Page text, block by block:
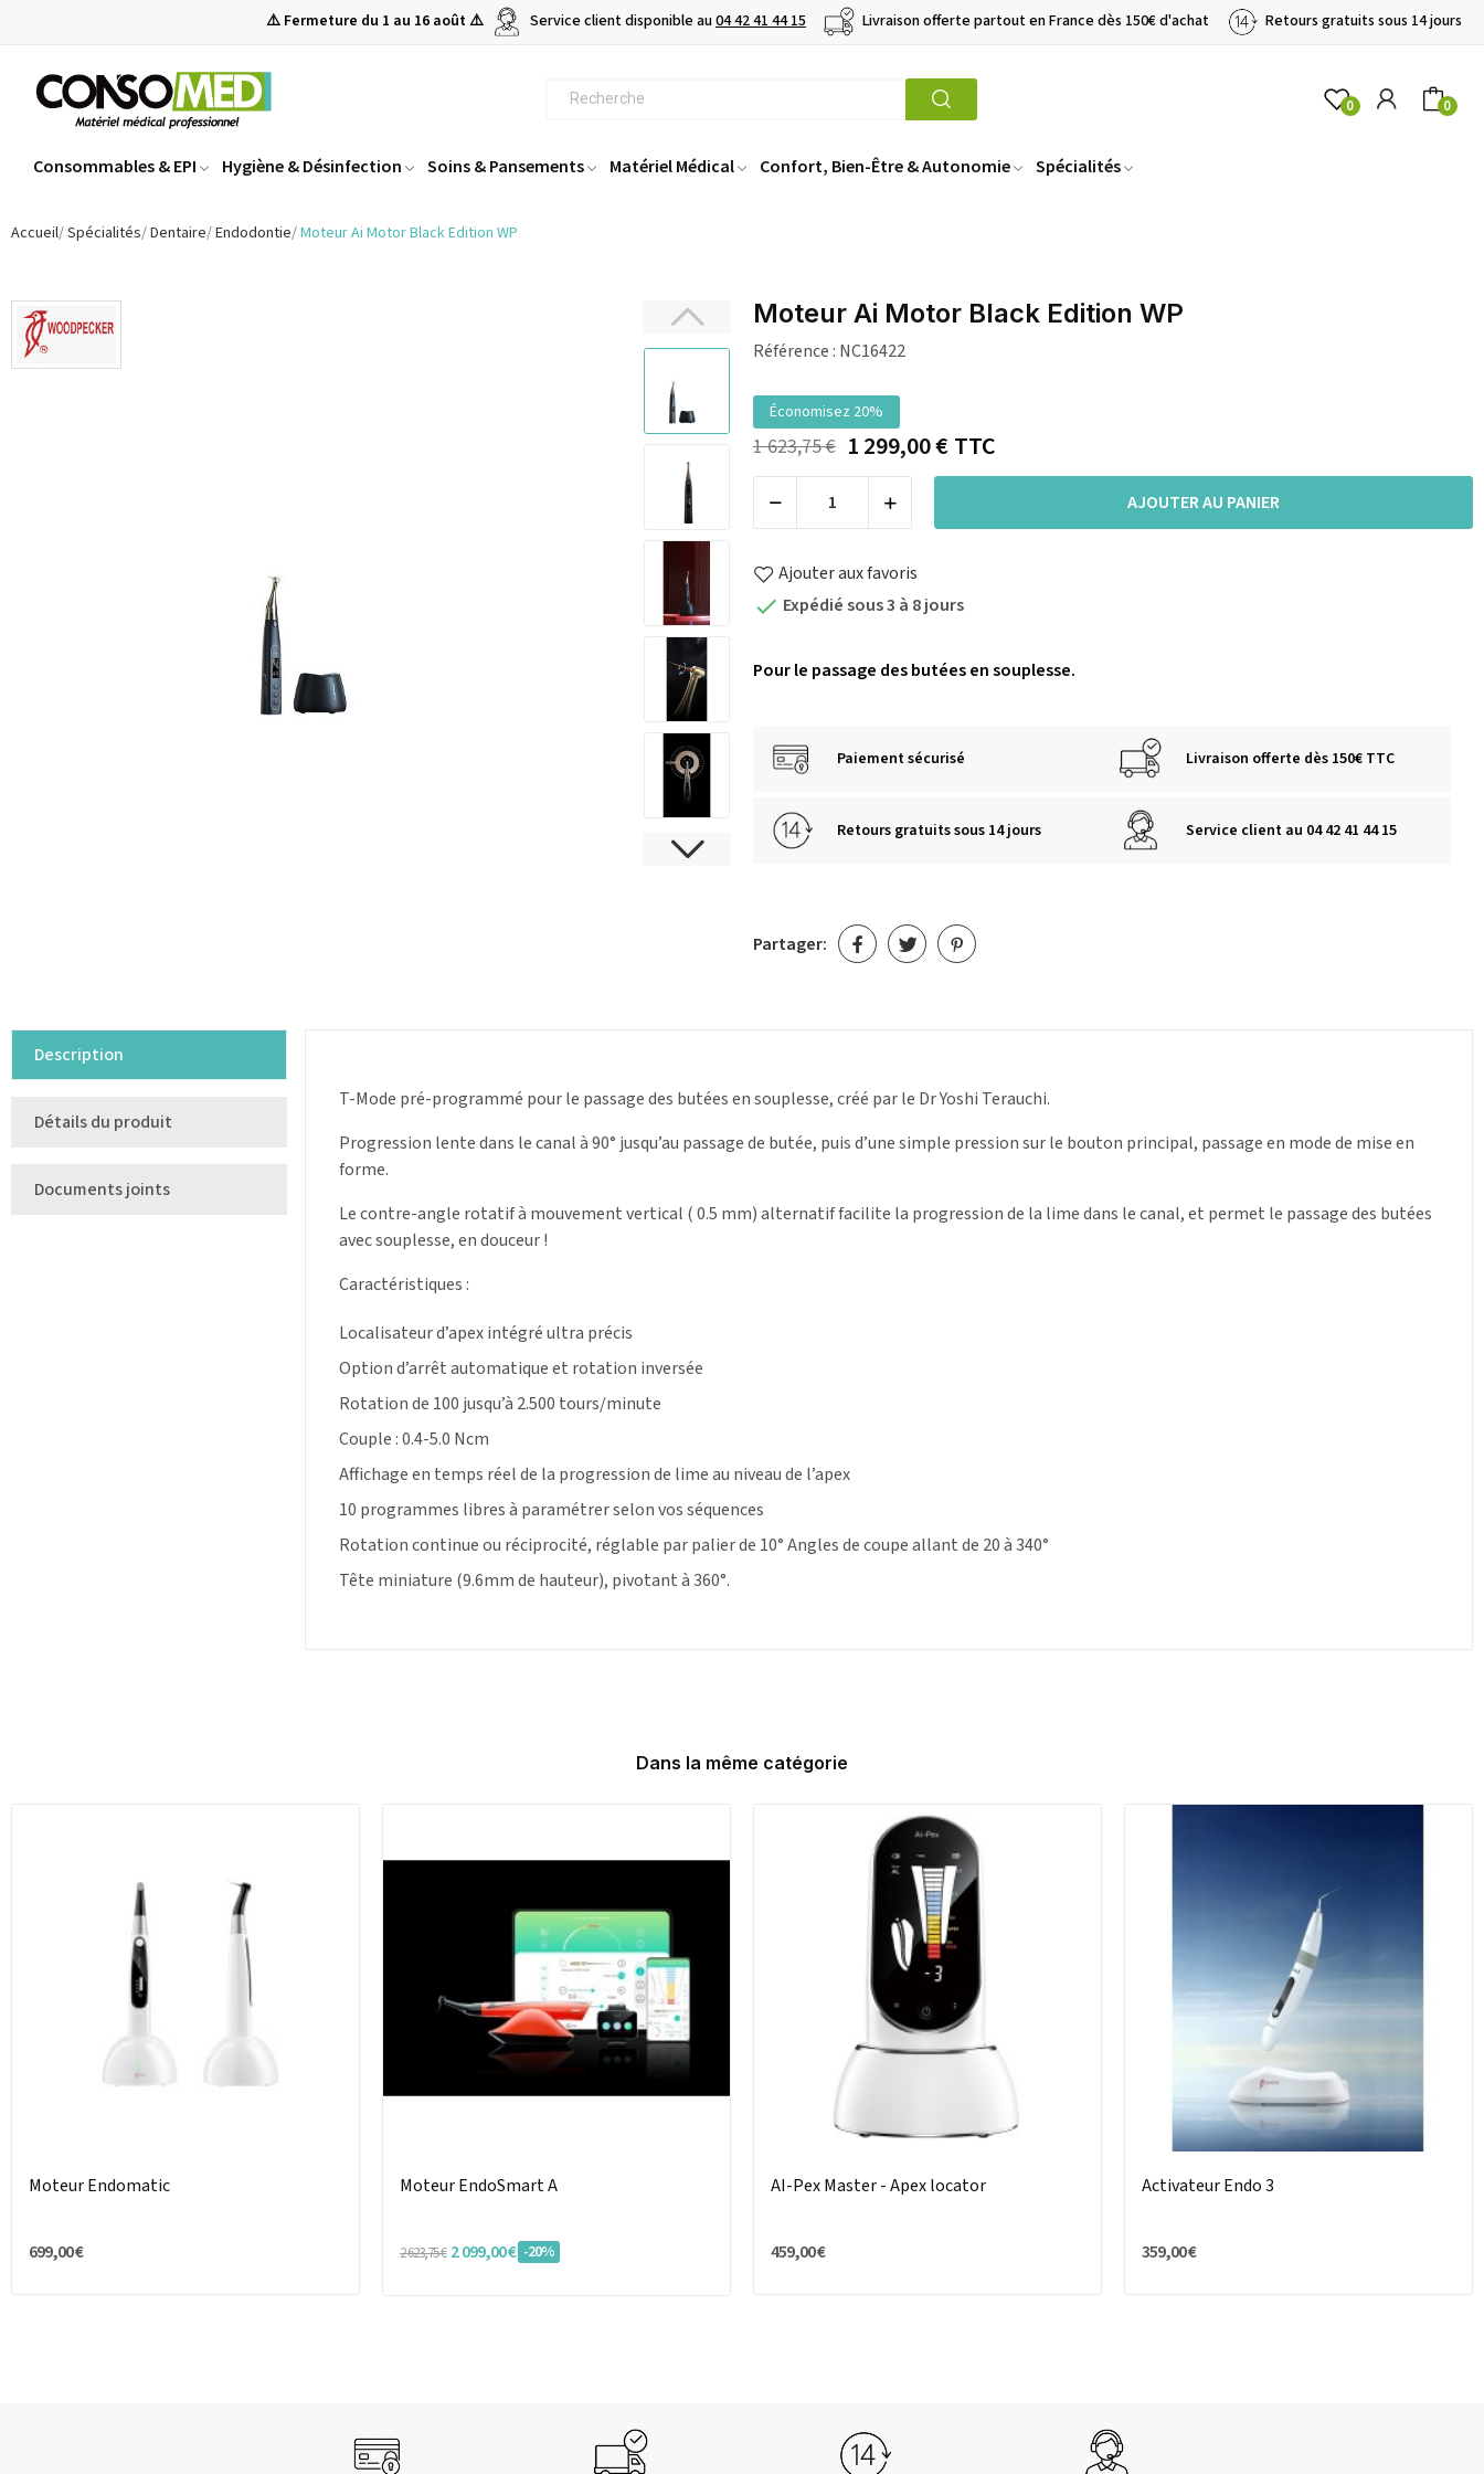
⚠️ Fermeture du 1 au 16 août ⚠️ Service client disponible au04 42 41 44 15 Livraison offerte partout en France dès 150€ d'achat Retours gratuits sous 14 jours
0 0
Consommables & EPI Hygiène & Désinfection Soins & Pansements Matériel Médical Confort, Bien-Être & Autonomie Spécialités
Accueil Spécialités Dentaire Endodontie Moteur Ai Motor Black Edition WP
Moteur Ai Motor Black Edition WP
Référence : NC16422
Économisez 20%
1 623,75 € 1 299,00 €TTC
AJOUTER AU PANIER
Ajouter aux favoris
 Expédié sous 3 à 8 jours
Pour le passage des butées en souplesse.
Paiement sécurisé Livraison offerte dès 150€ TTC
Retours gratuits sous 14 jours Service client au 04 42 41 44 15
Partager:
Description
Détails du produit
Documents joints
T-Mode pré-programmé pour le passage des butées en souplesse, créé par le Dr Yoshi Terauchi.
Progression lente dans le canal à 90° jusqu’au passage de butée, puis d’une simple pression sur le bouton principal, passage en mode de mise en
forme.
Le contre-angle rotatif à mouvement vertical ( 0.5 mm) alternatif facilite la progression de la lime dans le canal, et permet le passage des butées
avec souplesse, en douceur !
Caractéristiques :
Localisateur d’apex intégré ultra précis
Option d’arrêt automatique et rotation inversée
Rotation de 100 jusqu’à 2.500 tours/minute
Couple : 0.4-5.0 Ncm
Affichage en temps réel de la progression de lime au niveau de l’apex
10 programmes libres à paramétrer selon vos séquences
Rotation continue ou réciprocité, réglable par palier de 10° Angles de coupe allant de 20 à 340°
Tête miniature (9.6mm de hauteur), pivotant à 360°.
Dans la même catégorie
Moteur Endomatic
699,00 €
Moteur EndoSmart A
2 623,75 € 2 099,00 € -20%
AI-Pex Master - Apex locator
459,00 €
Activateur Endo 3
359,00 €